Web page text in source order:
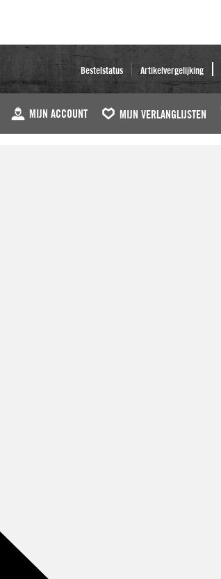
Bestelstatus Artikelvergelijking
MIJN ACCOUNT MIJN VERLANGLIJSTEN